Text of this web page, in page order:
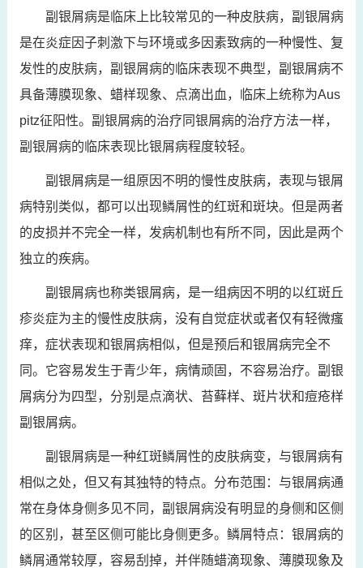
副银屑病是临床上比较常见的一种皮肤病，副银屑病
是在炎症因子刺激下与环境或多因素致病的一种慢性、复
发性的皮肤病，副银屑病的临床表现不典型，副银屑病不
具备薄膜现象、蜡样现象、点滴出血，临床上统称为Aus
pitz征阳性。副银屑病的治疗同银屑病的治疗方法一样，
副银屑病的临床表现比银屑病程度较轻。
副银屑病是一组原因不明的慢性皮肤病，表现与银屑
病特别类似，都可以出现鳞屑性的红斑和斑块。但是两者
的皮损并不完全一样，发病机制也有所不同，因此是两个
独立的疾病。
副银屑病也称类银屑病，是一组病因不明的以红斑丘
疹炎症为主的慢性皮肤病，没有自觉症状或者仅有轻微瘙
痒，症状表现和银屑病相似，但是预后和银屑病完全不
同。它容易发生于青少年，病情顽固，不容易治疗。副银
屑病分为四型，分别是点滴状、苔藓样、斑片状和痘疮样
副银屑病。
副银屑病是一种红斑鳞屑性的皮肤病变，与银屑病有
相似之处，但又有其独特的特点。分布范围：与银屑病通
常在身体身侧多见不同，副银屑病没有明显的身侧和区侧
的区别，甚至区侧可能比身侧更多。鳞屑特点：银屑病的
鳞屑通常较厚，容易刮掉，并伴随蜡滴现象、薄膜现象及